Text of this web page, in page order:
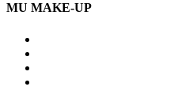
MU MAKE-UP